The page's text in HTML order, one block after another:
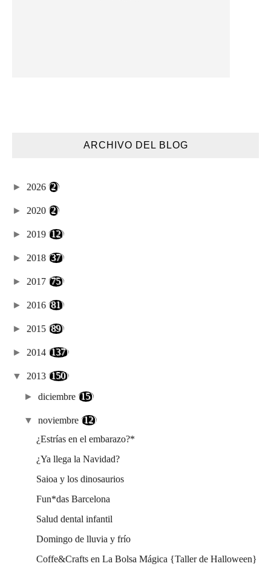
ARCHIVO DEL BLOG
► 2026 (2)
► 2020 (2)
► 2019 (12)
► 2018 (37)
► 2017 (75)
► 2016 (81)
► 2015 (89)
► 2014 (137)
▼ 2013 (150)
►diciembre (15)
▼noviembre (12)
¿Estrías en el embarazo?*
¿Ya llega la Navidad?
Saioa y los dinosaurios
Fun*das Barcelona
Salud dental infantil
Domingo de lluvia y frío
Coffe&Crafts en La Bolsa Mágica {Taller de Halloween}